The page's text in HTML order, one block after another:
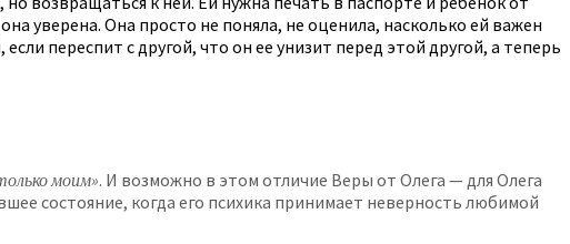
уверена. Она просто не поняла, не оценила, насколько ей важен
переспит с другой, что он ее унизит перед этой другой, а теперь
моим». И возможно в этом отличие Веры от Олега — для Олега
состояние, когда его психика принимает неверность любимой